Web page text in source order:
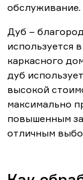
обслуживание.
Дуб –
используется
каркасного
дуб
высокой
максимально
повышенным
отличным